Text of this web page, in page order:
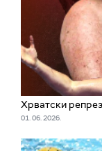
Хрватски
01. 06. 2026.